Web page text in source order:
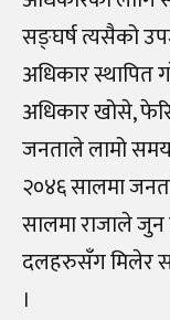
सङ्घर्ष त्यसैको
अधिकार स्थापित
अधिकार खोसे,
जनताले लामो समय
२०४६ सालमा
सालमा राजाले
दलहरुसँग मिलेर
।